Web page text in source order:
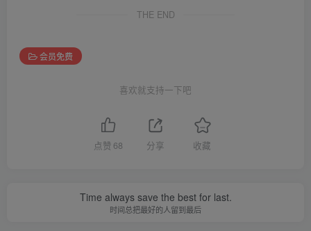
THE END
会员免费
喜欢就支持一下吧
点赞 68 分享 收藏
Time always save the best for last.
时间总把最好的人留到最后